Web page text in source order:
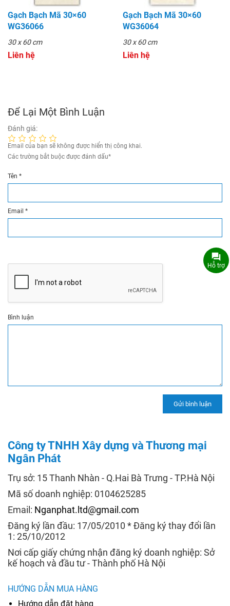
Gạch Bạch Mã 30×60
WG36066
30 x 60 cm
Liên hệ
Gạch Bạch Mã 30×60
WG36064
30 x 60 cm
Liên hệ
Để Lại Một Bình Luận
Đánh giá:
Email của bạn sẽ không được hiển thị công khai.
Các trường bắt buộc được đánh dấu*
Tên *
Email *
Bình luận
Công ty TNHH Xây dựng và Thương mại
Ngân Phát
Trụ sở: 15 Thanh Nhàn - Q.Hai Bà Trưng - TP.Hà Nội
Mã số doanh nghiệp: 0104625285
Email: Nganphat.ltd@gmail.com
Đăng ký lần đầu: 17/05/2010 * Đăng ký thay đổi lần
1: 25/10/2012
Nơi cấp giấy chứng nhận đăng ký doanh nghiệp: Sở
kế hoạch và đầu tư - Thành phố Hà Nội
HƯỚNG DẪN MUA HÀNG
Hướng dẫn đặt hàng
Hỗ trợ